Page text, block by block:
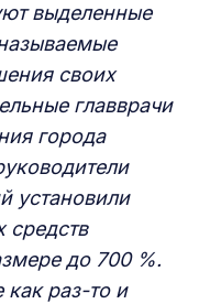
выделенные
своих
главврачи
города
установили
средств
до 700 %.
раз-то и